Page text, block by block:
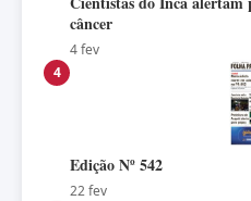
câncer
4 fev
4
Edição Nº 542
22 fev